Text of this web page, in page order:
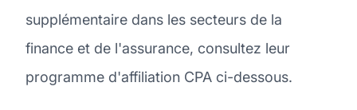
supplémentaire dans les secteurs de la
finance et de l'assurance, consultez leur
programme d'affiliation CPA ci-dessous.